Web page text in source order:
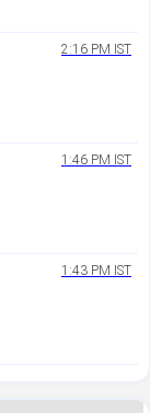
2:16 PM IST
1:46 PM IST
1:43 PM IST